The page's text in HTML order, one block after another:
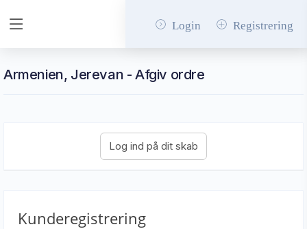
Login Registrering
Armenien, Jerevan - Afgiv ordre
Kunderegistrering